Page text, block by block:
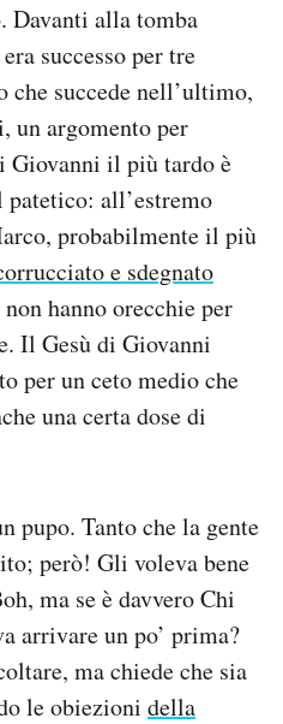
Davanti alla tomba
successo per tre
succede nell’ultimo,
un argomento per
Giovanni il più tardo è
all’estremo
probabilmente il più
e sdegnato
hanno orecchie per
Il Gesù di Giovanni
per un ceto medio che
una certa dose di
pupo. Tanto che la gente
però! Gli voleva bene
ma se è davvero Chi
arrivare un po’ prima?
ma chiede che sia
le obiezioni della